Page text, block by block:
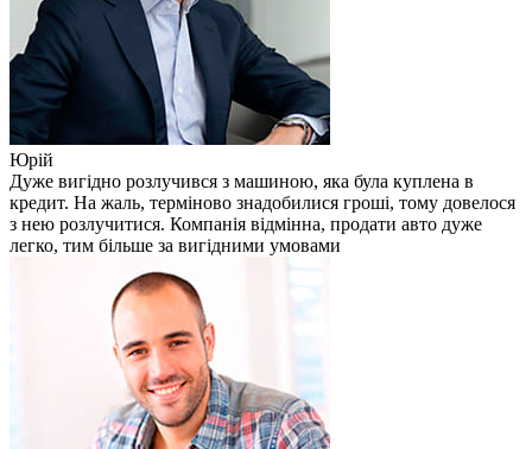
Юрій
Дуже вигідно розлучився з машиною, яка була куплена в
кредит. На жаль, терміново знадобилися гроші, тому довелося
з нею розлучитися. Компанія відмінна, продати авто дуже
легко, тим більше за вигідними умовами